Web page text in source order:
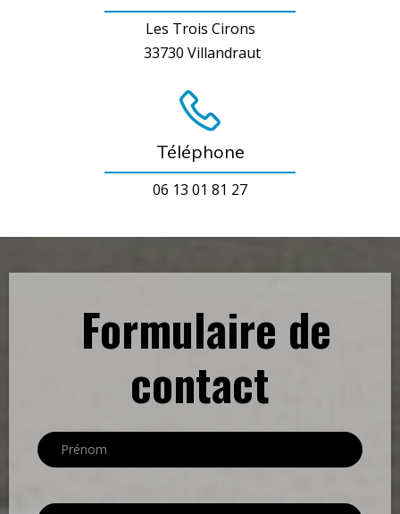
Les Trois Cirons
33730 Villandraut
Téléphone
06 13 01 81 27
Formulaire de
contact